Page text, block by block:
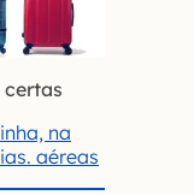
certas
na
aéreas